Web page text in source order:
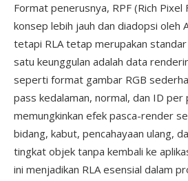
Format penerusnya, RPF (Rich
konsep lebih jauh dan diadopsi oleh
tetapi RLA tetap merupakan standar
satu keunggulan adalah data
seperti format gambar RGB
pass kedalaman, normal, dan ID per
memungkinkan efek pasca-render
bidang, kabut, pencahayaan ulang,
tingkat objek tanpa kembali ke
ini menjadikan RLA esensial dalam